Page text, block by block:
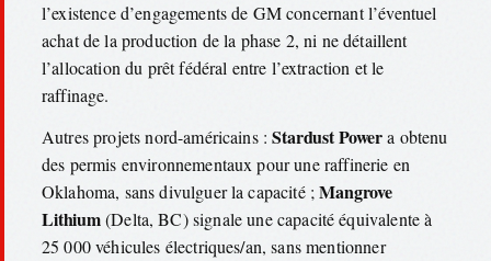
l’existence d’engagements de GM concernant l’éventuel
achat de la production de la phase 2, ni ne détaillent
l’allocation du prêt fédéral entre l’extraction et le
raffinage.
Autres projets nord-américains :Stardust Powera obtenu
des permis environnementaux pour une raffinerie en
Oklahoma, sans divulguer la capacité ;Mangrove
Lithium(Delta, BC) signale une capacité équivalente à
25 000 véhicules électriques/an, sans mentionner